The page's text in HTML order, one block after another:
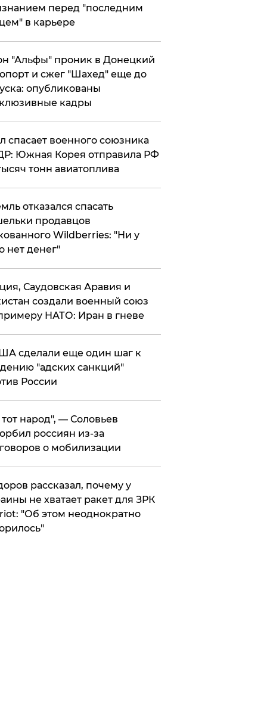
перед "последним
в карьере
"Альфы" проник в Донецкий
и сжег "Шахед" еще до
опубликованы
кадры
спасает военного союзника
Южная Корея отправила РФ
тонн авиатоплива
отказался спасать
продавцов
Wildberries: "Ни у
нет денег"
Саудовская Аравия и
создали военный союз
НАТО: Иран в гневе
сделали еще один шаг к
"адских санкций"
России
народ", — Соловьев
россиян из-за
о мобилизации
рассказал, почему у
не хватает ракет для ЗРК
"Об этом неоднократно